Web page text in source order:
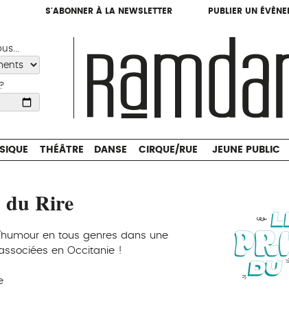
S'ABONNER À LA NEWSLETTER PUBLIER UN
S'ABONNER À LA NEWSLETTER PUBLIER UN
CIRQUE/RUE
THÉÂTRE DANSE CIRQUE/RUE JEUNE PUBLIC
du Rire
en tous genres dans une
en Occitanie !